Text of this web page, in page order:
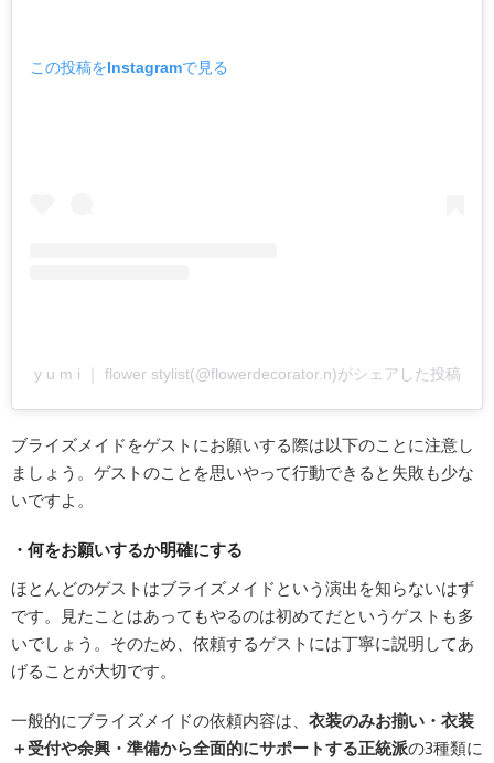
この投稿をInstagramで見る
y u m i ｜ flower stylist(@flowerdecorator.n)がシェアした投稿
ブライズメイドをゲストにお願いする際は以下のことに注意し
ましょう。ゲストのことを思いやって行動できると失敗も少な
いですよ。
・何をお願いするか明確にする
ほとんどのゲストはブライズメイドという演出を知らないはず
です。見たことはあってもやるのは初めてだというゲストも多
いでしょう。そのため、依頼するゲストには丁寧に説明してあ
げることが大切です。
一般的にブライズメイドの依頼内容は、 衣装のみお揃い・衣装
＋受付や余興・準備から全面的にサポートする正統派の3種類に